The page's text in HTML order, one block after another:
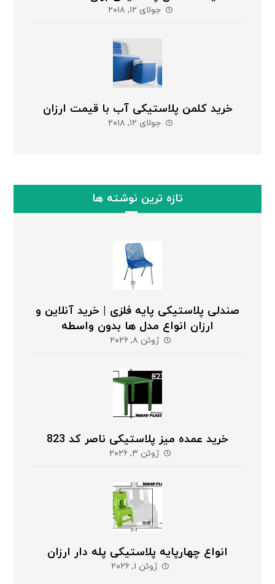
جولای ۱۲, ۲۰۱۸
خرید کلمن پلاستیکی آب با قیمت ارزان
جولای ۱۲, ۲۰۱۸
تازه ترین نوشته ها
صندلی پلاستیکی پایه فلزی | خرید آنلاین و
ارزان انواع مدل ها بدون واسطه
ژوئن ۸, ۲۰۲۶
خرید عمده میز پلاستیکی ناصر کد 823
ژوئن ۳, ۲۰۲۶
انواع چهارپایه پلاستیکی پله دار ارزان
ژوئن ۱, ۲۰۲۶